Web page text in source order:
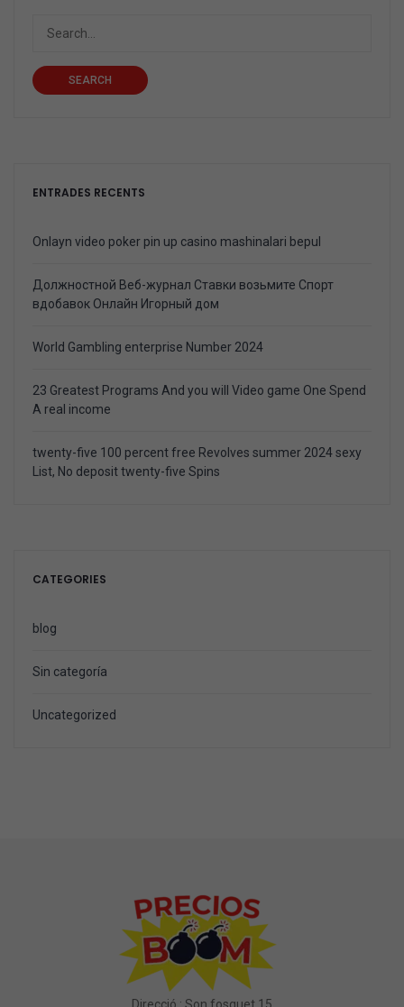
SEARCH
ENTRADES RECENTS
Onlayn video poker pin up casino mashinalari bepul
Должностной Веб-журнал Ставки возьмите Спорт
вдобавок Онлайн Игорный дом
World Gambling enterprise Number 2024
23 Greatest Programs And you will Video game One Spend
A real income
twenty-five 100 percent free Revolves summer 2024 sexy
List, No deposit twenty-five Spins
CATEGORIES
blog
Sin categoría
Uncategorized